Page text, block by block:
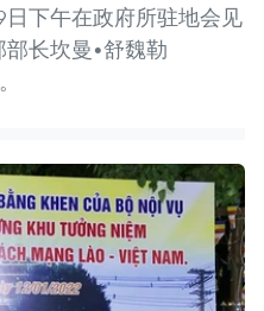
下午在政府所驻地会见
长坎曼•舒魏勒